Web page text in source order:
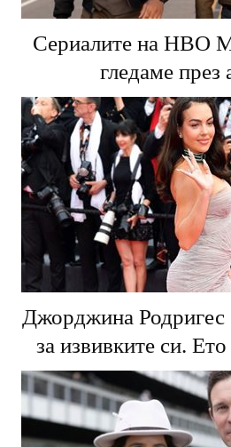
Сериалите на HBO
гледаме през
Джорджина Родригес
за извивките си.